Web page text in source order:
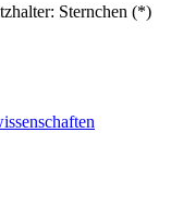
Sternchen (*)